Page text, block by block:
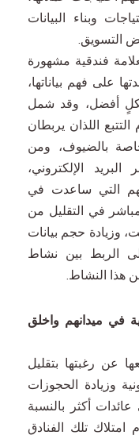
وبناء البيانات
التسويق.
فندقية مشهورة
على فهم بياناتها،
أفضل، وقد شمل
اللذان يربطان
بالضيوف، ومن
الإلكتروني،
التي ساعدت في
في التقليل من
وزيادة حجم بيانات
الربط بين نشاط
هذا النشاط.
في ميدانهم واخلق
عن رغبتها بتقليل
وزيادة الحجوزات
أكثر بالنسبة
تلك الفنادق